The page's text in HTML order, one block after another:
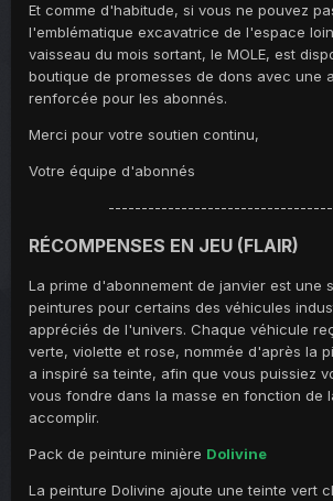
Et comme d'habitude, si vous ne pouvez
l'emblématique excavatrice de l'espace
vaisseau du mois sortant, le MOLE, est
boutique de promesses de dons avec une
renforcée pour les abonnés.
Merci pour votre soutien continu,
Votre équipe d'abonnés
RÉCOMPENSES EN JEU (FLAIR)
La prime d'abonnement de janvier est une
peintures pour certains des véhicules
appréciés de l'univers. Chaque véhicule
verte, violette et rose, nommée d'après la
a inspiré sa teinte, afin que vous puissiez
vous fondre dans la masse en fonction de
accomplir.
Pack de peinture minière Dolivine
La peinture Dolivine ajoute une teinte vert